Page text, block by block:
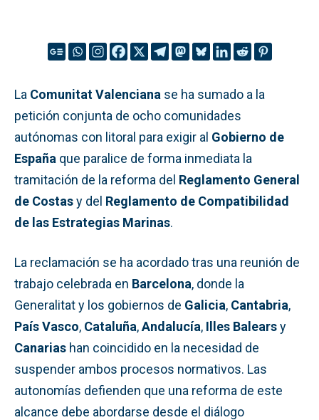
La Comunitat Valenciana se ha sumado a la
petición conjunta de ocho comunidades
autónomas con litoral para exigir al Gobierno de
España que paralice de forma inmediata la
tramitación de la reforma del Reglamento General
de Costasy del Reglamento de Compatibilidad
de las Estrategias Marinas.
La reclamación se ha acordado tras una reunión de
trabajo celebrada en Barcelona, donde la
Generalitat y los gobiernos de Galicia, Cantabria,
País Vasco, Cataluña,Andalucía, Illes Balearsy
Canarias han coincidido en la necesidad de
suspender ambos procesos normativos. Las
autonomías defienden que una reforma de este
alcance debe abordarse desde el diálogo